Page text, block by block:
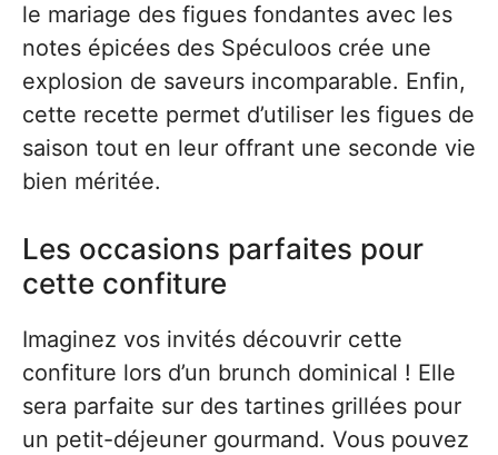
le mariage des figues fondantes avec les
notes épicées des Spéculoos crée une
explosion de saveurs incomparable. Enfin,
cette recette permet d’utiliser les figues de
saison tout en leur offrant une seconde vie
bien méritée.
Les occasions parfaites pour
cette confiture
Imaginez vos invités découvrir cette
confiture lors d’un brunch dominical ! Elle
sera parfaite sur des tartines grillées pour
un petit-déjeuner gourmand. Vous pouvez